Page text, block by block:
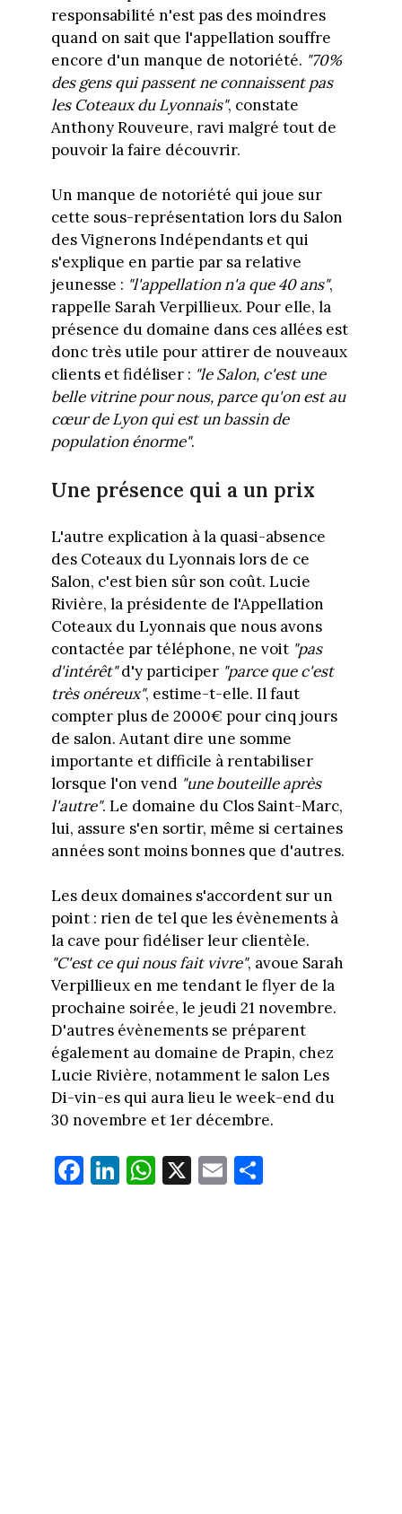
responsabilité n'est pas des moindres
quand on sait que l'appellation souffre
encore d'un manque de notoriété. "70%
des gens qui passent ne connaissent pas
les Coteaux du Lyonnais", constate
Anthony Rouveure, ravi malgré tout de
pouvoir la faire découvrir.
Un manque de notoriété qui joue sur
cette sous-représentation lors du Salon
des Vignerons Indépendants et qui
s'explique en partie par sa relative
jeunesse : "l'appellation n'a que 40 ans",
rappelle Sarah Verpillieux. Pour elle, la
présence du domaine dans ces allées est
donc très utile pour attirer de nouveaux
clients et fidéliser : "le Salon, c'est une
belle vitrine pour nous, parce qu'on est au
cœur de Lyon qui est un bassin de
population énorme".
Une présence qui a un prix
L'autre explication à la quasi-absence
des Coteaux du Lyonnais lors de ce
Salon, c'est bien sûr son coût. Lucie
Rivière, la présidente de l'Appellation
Coteaux du Lyonnais que nous avons
contactée par téléphone, ne voit "pas
d'intérêt"d'y participer "parce que c'est
très onéreux", estime-t-elle. Il faut
compter plus de 2000€ pour cinq jours
de salon. Autant dire une somme
importante et difficile à rentabiliser
lorsque l'on vend "une bouteille après
l'autre". Le domaine du Clos Saint-Marc,
lui, assure s'en sortir, même si certaines
années sont moins bonnes que d'autres.
Les deux domaines s'accordent sur un
point : rien de tel que les évènements à
la cave pour fidéliser leur clientèle.
"C'est ce qui nous fait vivre", avoue Sarah
Verpillieux en me tendant le flyer de la
prochaine soirée, le jeudi 21 novembre.
D'autres évènements se préparent
également au domaine de Prapin, chez
Lucie Rivière, notamment le salon Les
Di-vin-es qui aura lieu le week-end du
30 novembre et 1er décembre.
Fa
ce
Li
nk
W
ha
X E
m
Pa
rt